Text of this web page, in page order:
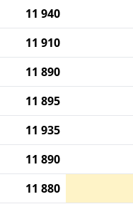
11 940
11 910
11 890
11 895
11 935
11 890
11 880